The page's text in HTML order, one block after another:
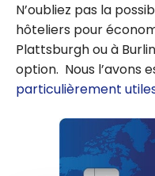
N’oubliez pas la
hôteliers pour
Plattsburgh ou à
option. Nous l’avons
particulièrement